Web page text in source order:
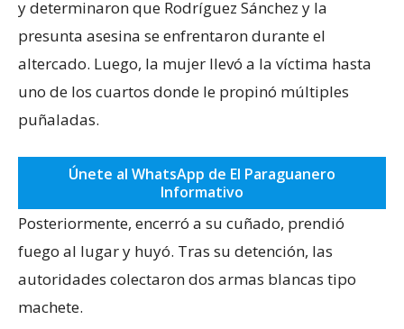
y determinaron que Rodríguez Sánchez y la
presunta asesina se enfrentaron durante el
altercado. Luego, la mujer llevó a la víctima hasta
uno de los cuartos donde le propinó múltiples
puñaladas.
Únete al WhatsApp de El Paraguanero
Informativo
Posteriormente, encerró a su cuñado, prendió
fuego al lugar y huyó. Tras su detención, las
autoridades colectaron dos armas blancas tipo
machete.